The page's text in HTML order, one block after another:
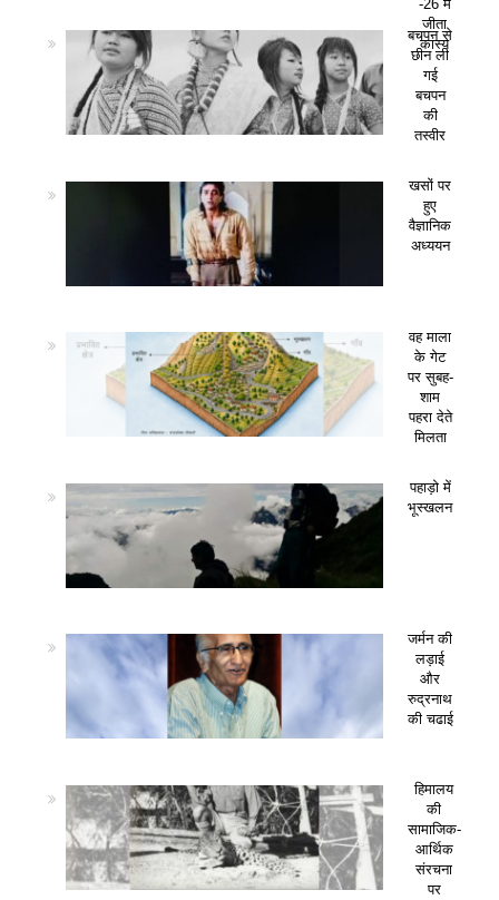
-26 में
जीता
कांस्य
बचपन से
छीन ली
गई
बचपन
की
तस्वीर
खसों पर
हुए
वैज्ञानिक
अध्ययन
वह माला
के गेट
पर सुबह-
शाम
पहरा देते
मिलता
पहाड़ो में
भूस्खलन
जर्मन की
लड़ाई
और
रुद्रनाथ
की चढाई
हिमालय
की
सामाजिक-
आर्थिक
संरचना
पर